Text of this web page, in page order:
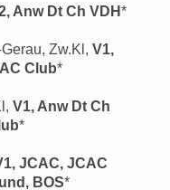
Anw Dt Ch VDH*
Zw.Kl, V1,
Club*
V1, Anw Dt Ch
*
JCAC, JCAC
BOS*